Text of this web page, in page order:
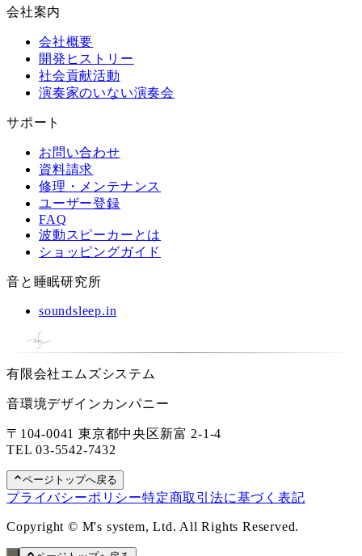
会社案内
会社概要
開発ヒストリー
社会貢献活動
演奏家のいない演奏会
サポート
お問い合わせ
資料請求
修理・メンテナンス
ユーザー登録
FAQ
波動スピーカーとは
ショッピングガイド
音と睡眠研究所
soundsleep.in
有限会社エムズシステム
音環境デザインカンパニー
〒104-0041 東京都中央区新富 2-1-4
TEL03-5542-7432
ページトップへ戻る
プライバシーポリシー特定商取引法に基づく表記
Copyright © M's system, Ltd. All Rights Reserved.